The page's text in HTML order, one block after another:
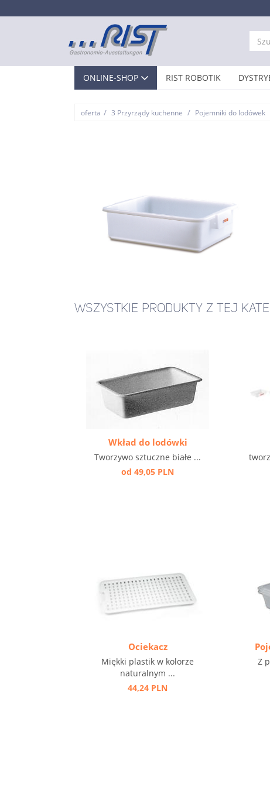
ONLINE-SHOP RIST ROBOTIK
oferta / 3 Przyrządy kuchenne / Pojemniki do lodówek
WSZYSTKIE PRODUKTY Z TEJ
Wkład do lodówki
Tworzywo sztuczne białe ...
od 49,05 PLN
Ociekacz
Miękki plastik w kolorze
naturalnym ...
44,24 PLN
Z